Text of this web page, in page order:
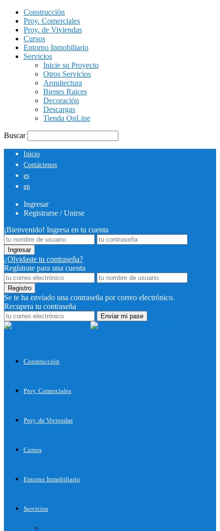
Construcción
Proy. Comerciales
Proy. de Viviendas
Cursos
Entorno Inmobiliario
Servicios
Inicie su Proyecto
Otros Servicios
Arquitectura
Bienes Raices
Decoración
Descargas
Tienda OnLine
Buscar
Inicio
Contáctenos
es
en
Ingresar
Registrarse / Unirse
¡Bienvenido! Ingresa en tu cuenta
¿Olvidaste tu contraseña?
Regístrate para una cuenta
Se te ha enviado una contraseña por correo electrónico.
Recupera tu contraseña
Construcción
Proy. Comerciales
Proy. de Viviendas
Cursos
Entorno Inmobiliario
Servicios